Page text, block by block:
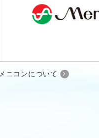
メニコンについて